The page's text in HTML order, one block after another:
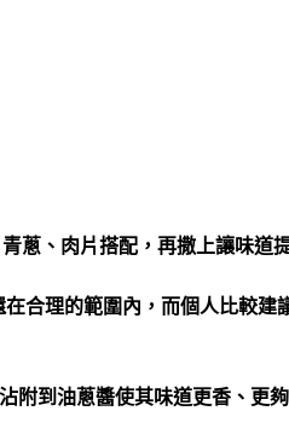
蔥、肉片搭配，再撒上讓味道
合理的範圍內，而個人比較建
附到油蔥醬使其味道更香、更